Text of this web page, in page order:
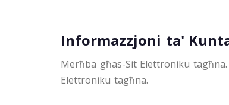
Informazzjoni ta'
Merħba għas-Sit Elettroniku
Elettroniku tagħna.